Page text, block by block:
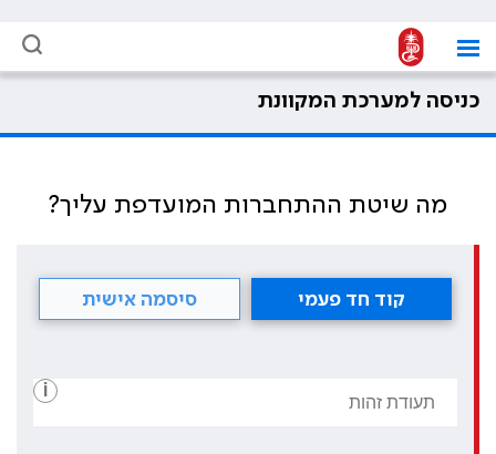
כניסה למערכת המקוונת
מה שיטת ההתחברות המועדפת עליך?
קוד חד פעמי סיסמה אישית
i